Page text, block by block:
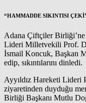
“HAMMADDE SIKINTISI
Adana Çiftçiler Birliği’ne
Lideri Milletvekili Prof.
İsmail Koncuk, Başkan
edip, sıkıntılarını dinledi.
Ayyıldız Hareketi
ziyaretinden duyduğu
Birliği Başkanı Mutlu